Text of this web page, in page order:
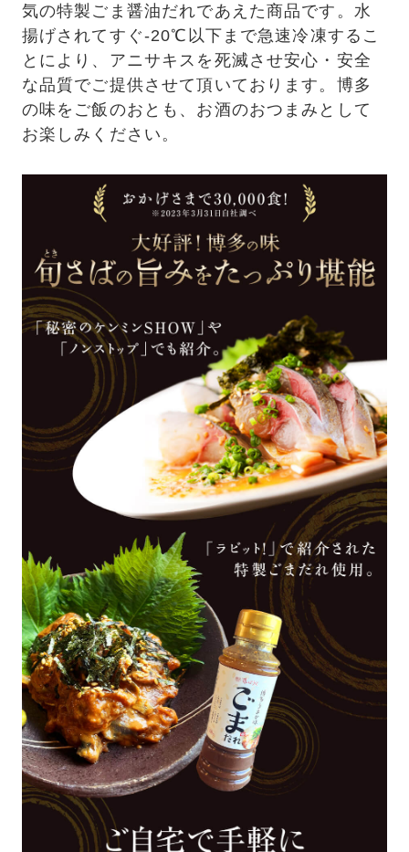
気の特製ごま醤油だれであえた商品です。水
揚げされてすぐ-20℃以下まで急速冷凍するこ
とにより、アニサキスを死滅させ安心・安全
な品質でご提供させて頂いております。博多
の味をご飯のおとも、お酒のおつまみとして
お楽しみください。